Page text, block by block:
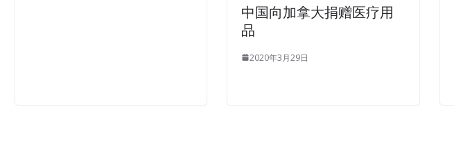
中国向加拿大捐赠医疗用
品
2020年3月29日